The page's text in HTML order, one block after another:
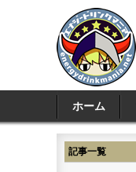
ホーム
記事一覧